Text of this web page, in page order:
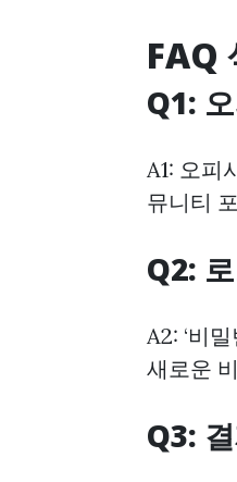
FAQ
Q1:
A1: 오피
뮤니티
Q2:
A2: ‘비
새로운
Q3: